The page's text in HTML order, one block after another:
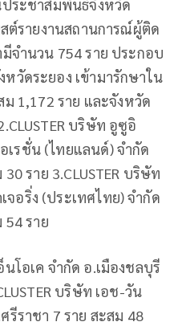
ระชาสัมพันธ์จังหวัด
ต์รายงานสถานการณ์ผู้ติด
จำนวน 754 ราย ประกอบ
วัดระยอง เข้ามารักษาใน
1,172 ราย และจังหวัด
บริษัท อูซูอิ
รชั่น (ไทยแลนด์) จำกัด
ราย 3.CLUSTER บริษัท
อริ่ง (ประเทศไทย) จำกัด
54 ราย
นโอเค จำกัด อ.เมืองชลบุรี
บริษัท เอช-วัน
รีราชา 7 ราย สะสม 48